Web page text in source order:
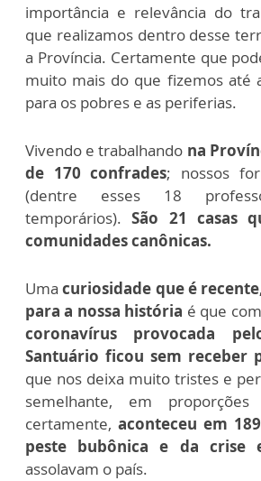
importância e relevância do
que realizamos dentro desse
a Província. Certamente que
muito mais do que fizemos até
para os pobres e as periferias.
Vivendo e trabalhando na
de 170 confrades; nossos
(dentre esses 18
temporários).São 21 casas
comunidades canônicas.
Umacuriosidade que é
para a nossa história é que
coronavírus provocada
Santuário ficou sem receber
que nos deixa muito tristes e
semelhante, em
certamente, aconteceu em
peste bubônica e da crise
assolavam o país.